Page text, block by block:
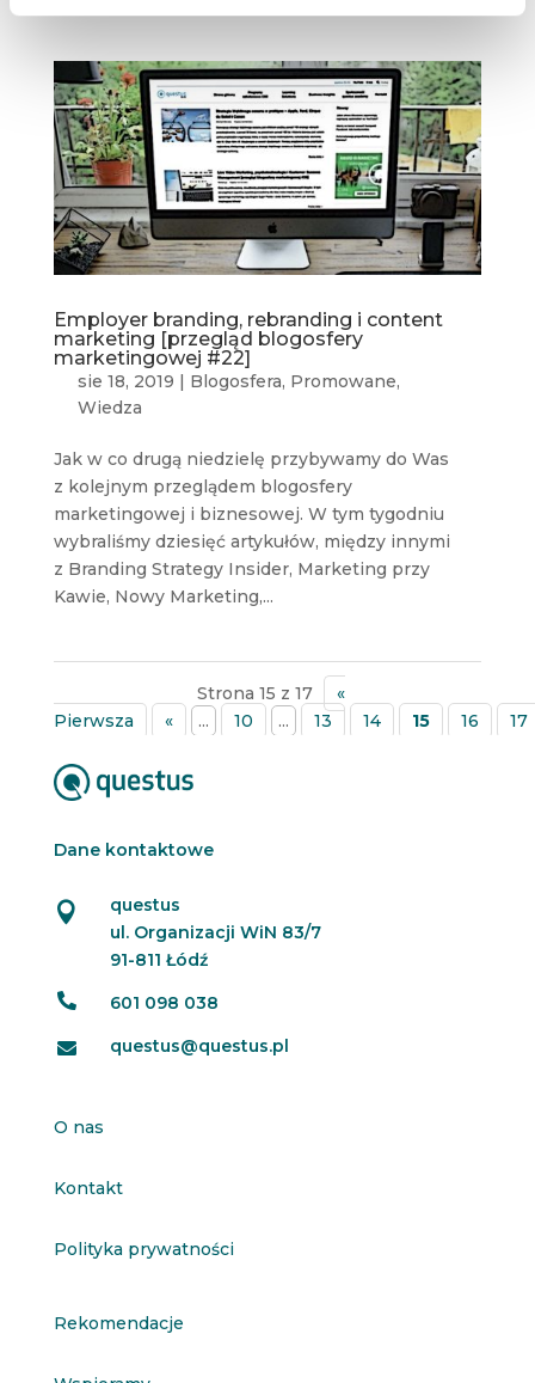
Employer branding, rebranding i content
marketing [przegląd blogosfery
marketingowej #22]
sie 18, 2019 | Blogosfera, Promowane,
Wiedza
Jak w co drugą niedzielę przybywamy do Was
z kolejnym przeglądem blogosfery
marketingowej i biznesowej. W tym tygodniu
wybraliśmy dziesięć artykułów, między innymi
z Branding Strategy Insider, Marketing przy
Kawie, Nowy Marketing,...
Strona 15 z 17
«
Pierwsza
« ... 10 ... 13 14 15 16 17
Dane kontaktowe

questus
ul. Organizacji WiN 83/7
91-811 Łódź
 601 098 038
 questus@questus.pl
O nas
Kontakt
Polityka prywatności
Rekomendacje